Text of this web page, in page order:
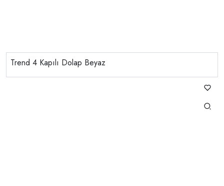
Trend 4 Kapılı Dolap Beyaz